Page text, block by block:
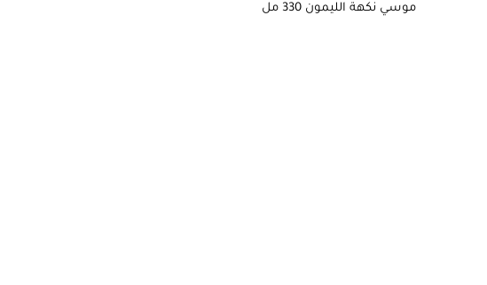
موسي نكهة الليمون 330 مل